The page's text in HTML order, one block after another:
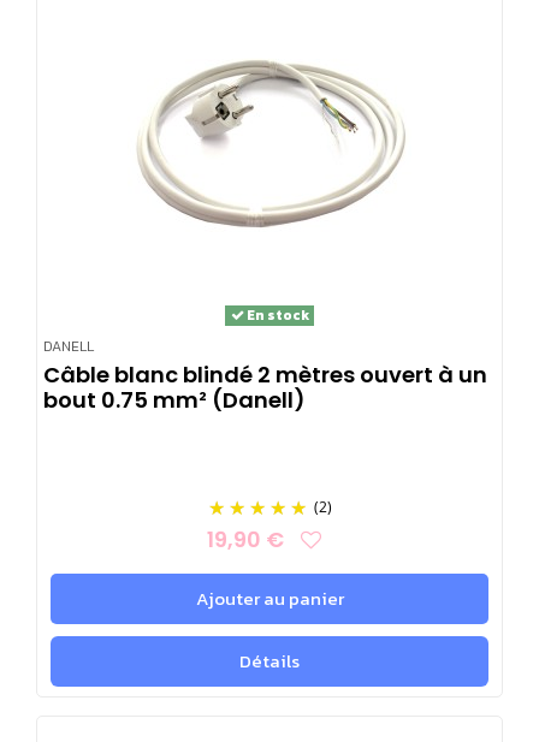
DANELL
En stock
Câble blanc blindé 2 mètres ouvert à un
bout 0.75 mm² (Danell)
(2)
19,90 €
Ajouter au panier
Détails